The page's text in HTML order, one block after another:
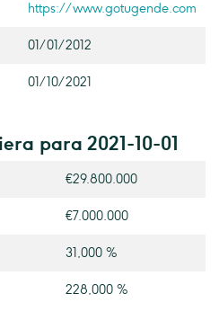
https://www.gotugende.com
01/01/2012
01/10/2021
para 2021-10-01
€29.800.000
€7.000.000
31,000 %
228,000 %